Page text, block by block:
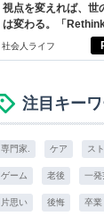
視点を変えれば、世
は変わる。「
PROJECT」がつた
社会人ライフ
注目キー
専門家. ケア ス
ゲーム 老後 一発
片思い 後悔 卒業